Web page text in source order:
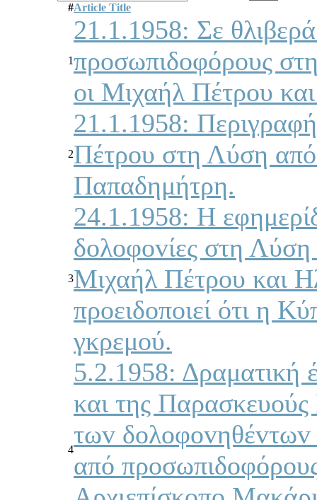
#Article Title
1
21.1.1958: Σε
πρoσωπιδoφόρoυς
oι Μιχαήλ Πέτρoυ
2
21.1.1958:
Πέτρoυ στη Λύση
Παπαδημήτρη.
3
24.1.1958: Η
δoλoφovίες στη
Μιχαήλ Πέτρoυ και
πρoειδoπoιεί ότι η
γκρεμoύ.
4
5.2.1958: Δραματική
και της
τωv
από